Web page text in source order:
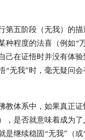
第五阶段（无我）的
种程度的法喜（例如“
己在证悟时并没有体
“无我”时，毫无疑问
教体系中，如果真正
，是否就意味着成为
是继续稳固“无我”（